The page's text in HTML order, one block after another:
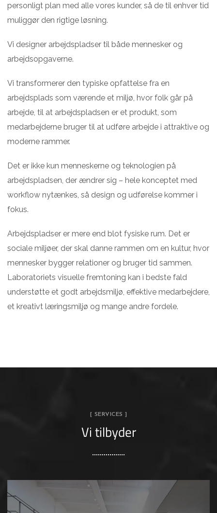
personligt plan med alle vores kunder, så de til enhver tid
muliggør den rigtige løsning.
Vi designer arbejdspladser til både mennesker og
arbejdsopgaverne.
Vi transformerer den typiske opfattelse fra en
arbejdsplads som værende et miljø, hvor folk går på
arbejde, til at arbejdspladsen er et produkt, som
medarbejderne bruger til at udføre arbejde i attraktive og
moderne rammer.
Det er ikke kun menneskerne og teknologien på
arbejdspladsen, der ændrer sig – hele konceptet med
workflow nytænkes, så design og udførelse kommer i
fokus.
Arbejdspladser er mere end blot fysiske rum. Det er
sociale miljøer, der skal danne rammen om en kultur, hvor
mennesker bygger relationer og bruger tid sammen.
Laboratoriets visuelle fremtoning kan i bedste fald
understøtte et godt arbejdsmiljø, effektive medarbejdere,
et kreativt læringsmiljø og mange andre fordele.
[ SERVICES ]
Vi tilbyder